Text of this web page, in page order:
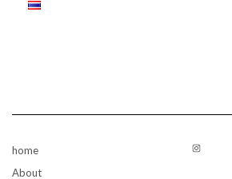
home
About
Instagram